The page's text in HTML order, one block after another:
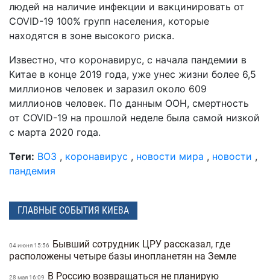
людей на наличие инфекции и вакцинировать от
COVID-19 100% групп населения, которые
находятся в зоне высокого риска.
Известно, что коронавирус, с начала пандемии в
Китае в конце 2019 года, уже унес жизни более 6,5
миллионов человек и заразил около 609
миллионов человек. По данным ООН, смертность
от COVID-19 на прошлой неделе была самой низкой
с марта 2020 года.
Теги: ВОЗ , коронавирус , новости мира , новости ,
пандемия
ГЛАВНЫЕ СОБЫТИЯ КИЕВА
04 июня 15:56
Бывший сотрудник ЦРУ рассказал, где
расположены четыре базы инопланетян на Земле
28 мая 16:09 В Россию возвращаться не планирую